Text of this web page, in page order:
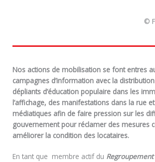
©
Nos actions de mobilisation se font entres
campagnes d’information avec la
dépliants d’éducation populaire dans les
l’affichage, des manifestations dans la rue
médiatiques afin de faire pression sur les
gouvernement pour réclamer des mesures
améliorer la condition des locataires.
En tant que membre actif du